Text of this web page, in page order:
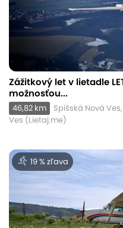
Zážitkový let v lietadle
možnosťou...
46,82 km
Spišská Nová
Ves (Lietaj.me)
19 % zľava